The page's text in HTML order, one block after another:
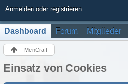
Anmelden oder registrieren
Dashboard Forum Mitglieder
MeinCraft
Einsatz von Cookies